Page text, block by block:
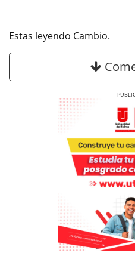
Estas leyendo Cambio.